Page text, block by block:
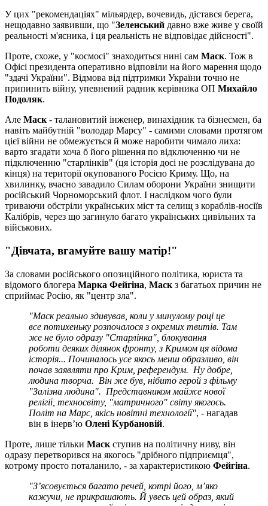
У цих "рекомендаціях" мільярдер, вочевидь, дістався берега,
нещодавно заявивши, що "Зеленський давно вже живе у своїй
реальності м'ясника, і ця реальність не відповідає дійсності".
Проте, схоже, у "космосі" знаходиться нині сам Маск. Тож в
Офісі президента оперативно відповіли на його марення щодо
"здачі України". Відмова від підтримки України точно не
припинить війну, упевнений радник керівника ОП Михайло
Подоляк.
Але Маск- талановитий інженер, винахідник та бізнесмен, ба
навіть майбутній "володар Марсу" - самими словами протягом
цієї війни не обмежується й може наробити чимало лиха:
варто згадати хоча б його рішення по відключенню чи не
підключенню "старлінків" (ця історія досі не розслідувана до
кінця) на території окупованого Росією Криму. Що, на
хвилинку, вчасно завадило Силам оборони України знищити
російський Чорноморський флот. І наслідком чого були
триваючи обстріли українських міст та селищ з кораблів-носіїв
Калібрів, через що загинуло багато українських цивільних та
військових.
"Дівчата, вгамуйте вашу матір!"
За словами російського опозиційного політика, юриста та
відомого блогера Марка Фейгіна, Маск з багатьох причин не
сприймає Росію, як "центр зла".
"Маск реально здивував, коли у минулому році це
все потихеньку розпочалося з окремих твитів. Там
же не було одразу "Старлінка", блокування
роботи деяких ділянок фронту, з Кримом ця відома
історія... Починалось усе якось менш образливо, він
почав заявляти про Крим, референдум. Ну добре,
людина творча. Він же був, нібито герой з фільму
"Залізна людина". Представником майже нової
релігії, техносвіту, "матричного" світу якогось.
Політ на Марс, якісь новітні технології", - нагадав
він в інерв’ю Олені Курбановій.
Проте, лише тільки Маск ступив на політичну ниву, він
одразу перетворився на якогось "дрібного підприємця",
котрому просто поталанило, - за характеристикою Фейгіна.
"З’ясовується багато речей, котрі його, м’яко
кажучи, не прикрашають. Й увесь цей образ, який